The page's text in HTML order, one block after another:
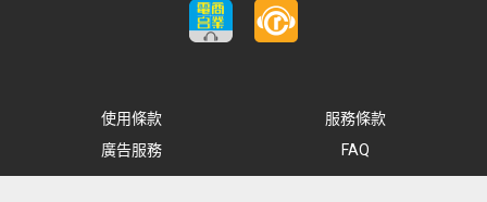
使用條款
服務條款
廣告服務 FAQ